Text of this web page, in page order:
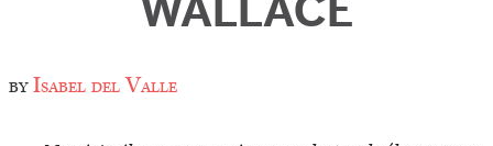
WALLACE
byIsabel del Valle